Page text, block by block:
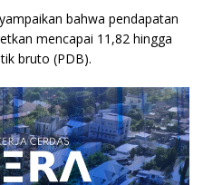
bahwa pendapatan
mencapai 11,82 hingga
bruto (PDB).